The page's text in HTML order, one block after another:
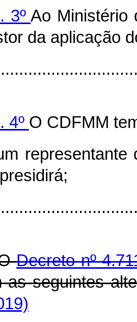
3ºAo Ministério
da aplicação
4º O CDFMM
representante
Decreto nº
as seguintes